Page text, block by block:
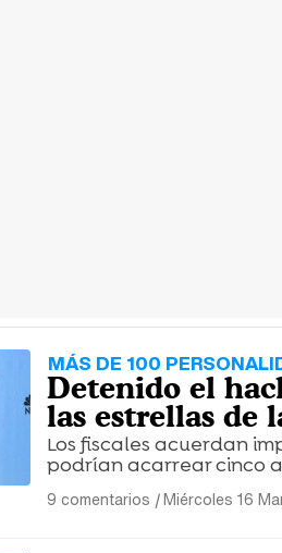
MÁS DE 100
Detenido el
las estrellas de
Los fiscales acuerdan
podrían acarrear cinco
9 comentarios |Miércoles 16